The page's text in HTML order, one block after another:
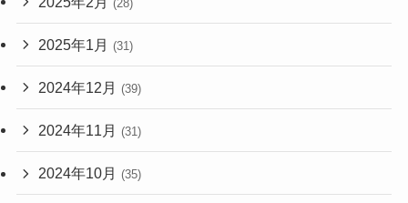
(28)
2025年1月 (31)
2024年12月 (39)
2024年11月 (31)
2024年10月 (35)